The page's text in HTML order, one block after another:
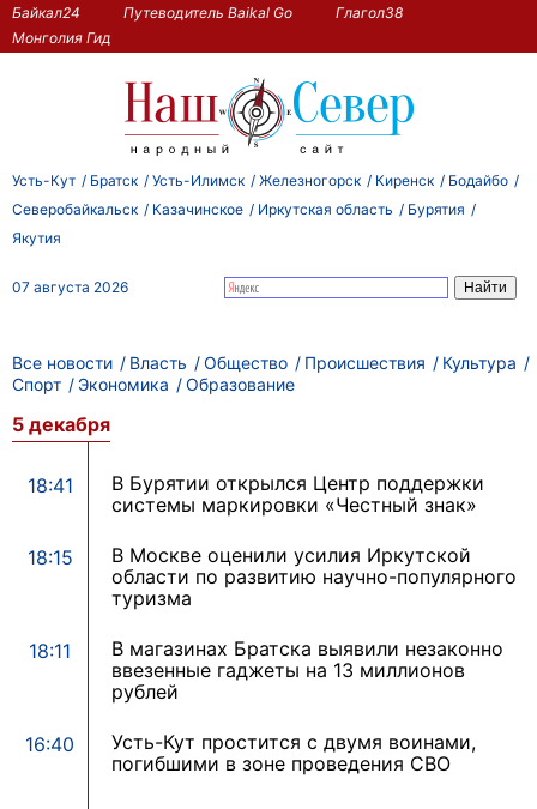
Байкал24 Путеводитель Baikal Go
Глагол38
Монголия Гид
Усть-Кут Братск Усть-Илимск Железногорск Киренск
Бодайбо
Северобайкальск
Казачинское Иркутская область
Бурятия
Якутия
07 августа 2026
Все новости Власть Общество Происшествия
Культура
Спорт
Экономика Образование
5 декабря
18:41
В Бурятии открылся Центр поддержки
системы маркировки «Честный знак»
18:15
В Москве оценили усилия Иркутской
области по развитию научно-популярного
туризма
18:11
В магазинах Братска выявили незаконно
ввезенные гаджеты на 13 миллионов
рублей
16:40
Усть-Кут простится с двумя воинами,
погибшими в зоне проведения СВО